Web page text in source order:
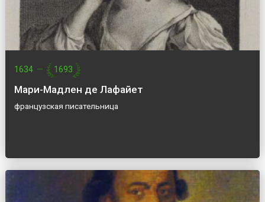
1634 — 1693
Мари-Мадлен де Лафайет
французская писательница